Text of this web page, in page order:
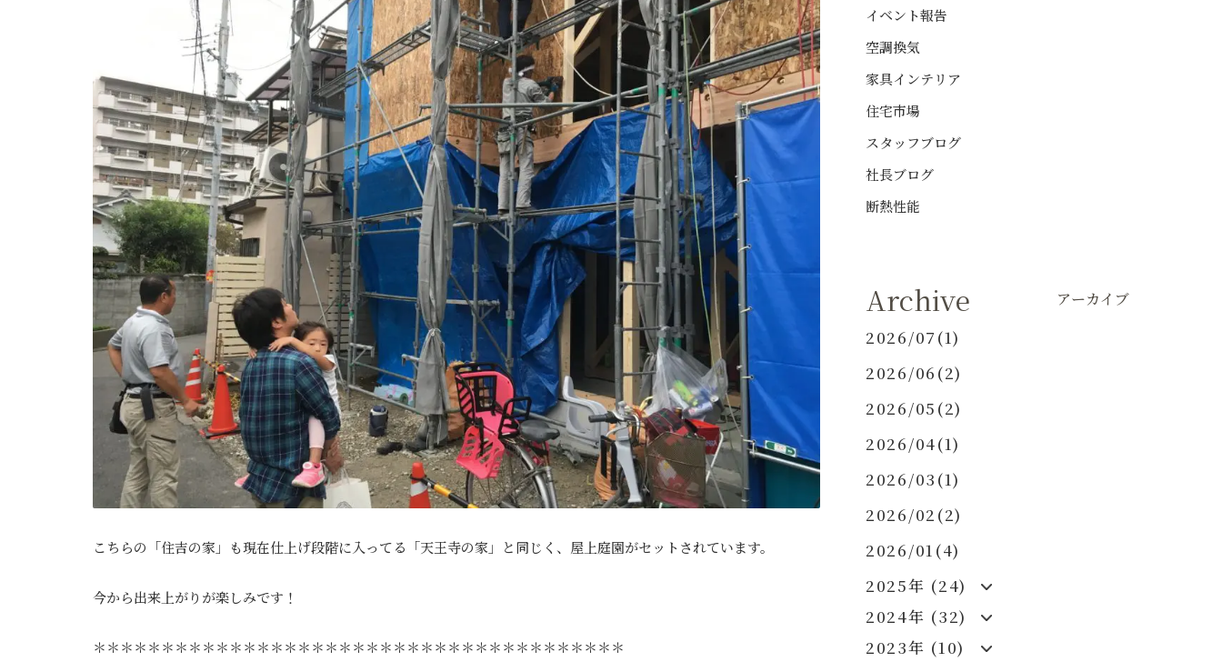
こちらの「住吉の家」も現在仕上げ段階に入ってる「天王寺の家」と同じく、屋上庭園がセットされています。
今から出来上がりが楽しみです！
＊＊＊＊＊＊＊＊＊＊＊＊＊＊＊＊＊＊＊＊＊＊＊＊＊＊＊＊＊＊＊＊＊＊＊＊＊＊＊
イベント報告
空調換気
家具インテリア
住宅市場
スタッフブログ
社長ブログ
断熱性能
Archive アーカイブ
2026/07(1)
2026/06(2)
2026/05(2)
2026/04(1)
2026/03(1)
2026/02(2)
2026/01(4)
2025年 (24)
2024年 (32)
2023年 (10)